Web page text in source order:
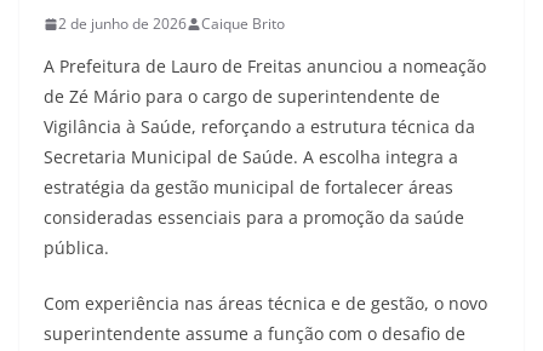
2 de junho de 2026 Caique Brito
A Prefeitura de Lauro de Freitas anunciou a nomeação
de Zé Mário para o cargo de superintendente de
Vigilância à Saúde, reforçando a estrutura técnica da
Secretaria Municipal de Saúde. A escolha integra a
estratégia da gestão municipal de fortalecer áreas
consideradas essenciais para a promoção da saúde
pública.
Com experiência nas áreas técnica e de gestão, o novo
superintendente assume a função com o desafio de